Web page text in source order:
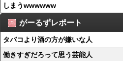
しまうwwwwww
がーるずレポート
タバコより酒の方が嫌いな人
働きすぎだろって思う芸能人